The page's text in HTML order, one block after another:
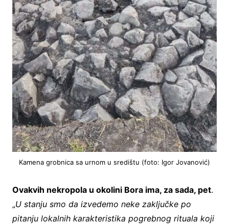
Kamena grobnica sa urnom u središtu (foto: Igor Jovanović)
Ovakvih nekropola u okolini Bora ima, za sada, pet.
„U stanju smo da izvedemo neke zaključke po
pitanju lokalnih karakteristika pogrebnog rituala koji